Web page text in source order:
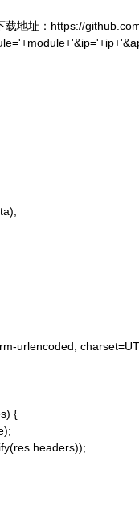
载地址：https://
form-urlencoded;
{